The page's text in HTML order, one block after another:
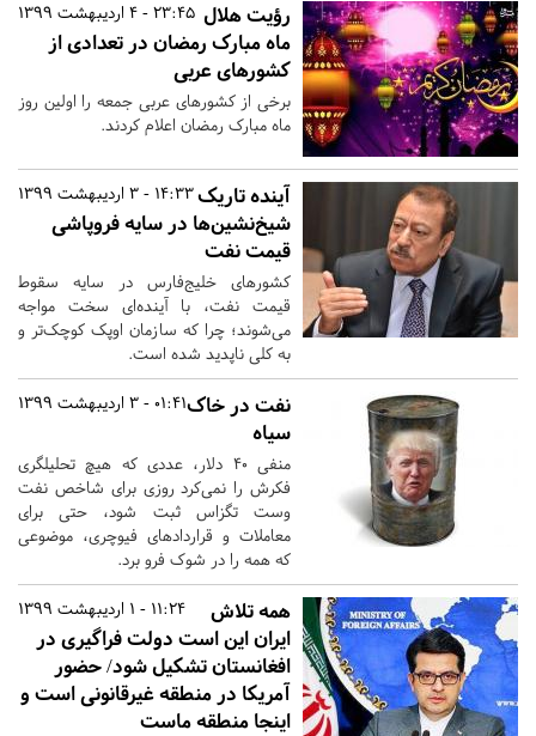
23:45 - 4 اردیبهشت 1399 رؤیت هلال
ماه مبارک رمضان در تعدادی از
کشورهای عربی
برخی از کشورهای عربی جمعه را اولین روز
ماه مبارک رمضان اعلام کردند.
14:33 - 3 اردیبهشت 1399آینده تاریک
شیخ‌نشین‌ها در سایه فروپاشی
قیمت نفت
کشورهای خلیج‌فارس در سایه سقوط
قیمت نفت، با آینده‌ای سخت مواجه
می‌شوند؛ چرا که سازمان اوپک کوچک‌تر و
به کلی ناپدید شده است.
01:41 - 3 اردیبهشت 1399نفت در خاک
سیاه
منفی ۴۰ دلار، عددی که هیچ تحلیلگری
فکرش را نمی‌کرد روزی برای شاخص نفت
وست تگزاس ثبت شود، حتی برای
معاملات و قراردادهای فیوچری، موضوعی
که همه را در شوک فرو برد.
11:24 - 1 اردیبهشت 1399
همه تلاش
ایران این است دولت فراگیری در
افغانستان تشکیل شود/ حضور
آمریکا در منطقه غیرقانونی است و
اینجا منطقه ماست